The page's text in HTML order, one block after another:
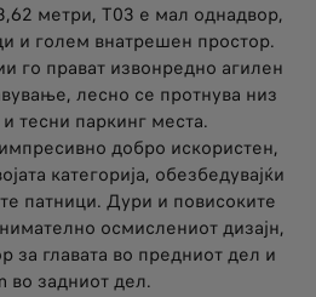
метри, T03 е мал однадвор,
и голем внатрешен простор.
го прават извонредно агилен
лесно се протнува низ
тесни паркинг места.
добро искористен,
категорија, обезбедувајќи
патници. Дури и повисоките
осмислениот дизајн,
за главата во предниот дел и
во задниот дел.